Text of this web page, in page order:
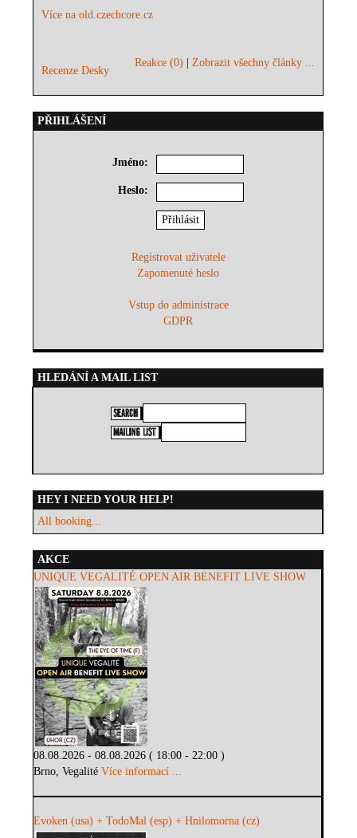
Více na old.czechcore.cz
Recenze Desky
Reakce (0) |Zobrazit všechny články ...
PŘIHLÁŠENÍ
Jméno:
Heslo:
Registrovat uživatele
Zapomenuté heslo
Vstup do administrace
GDPR
HLEDÁNÍ A MAIL LIST
HEY I NEED YOUR HELP!
All booking...
AKCE
UNIQUE VEGALITÉ OPEN AIR BENEFIT LIVE SHOW
08.08.2026 - 08.08.2026 ( 18:00 - 22:00 )
Brno, VegalitéVíce informací ...
Evoken (usa) + TodoMal (esp) + Hnilomorna (cz)